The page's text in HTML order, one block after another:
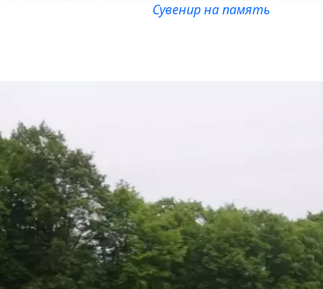
Сувенир на память